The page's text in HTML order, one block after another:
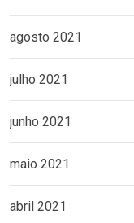
agosto 2021
julho 2021
junho 2021
maio 2021
abril 2021